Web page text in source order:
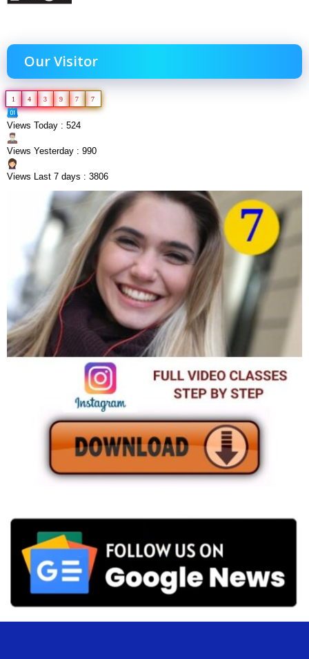
Our Visitor
1 4 3 9 7 7
Views Today : 524
Views Yesterday : 990
Views Last 7 days : 3806